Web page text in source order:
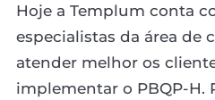
Hoje a Templum conta
especialistas da área de
atender melhor os
implementar o PBQP-H.